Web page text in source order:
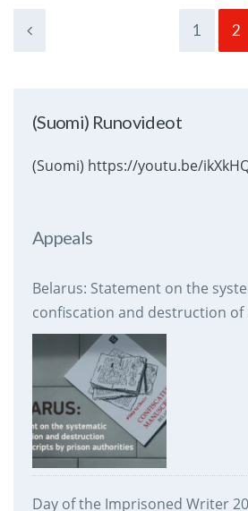
1 2
(Suomi) Runovideot
(Suomi) https://youtu.be/
Appeals
Belarus: Statement on the
confiscation and destruction
prison authorities
Day of the Imprisoned Writer